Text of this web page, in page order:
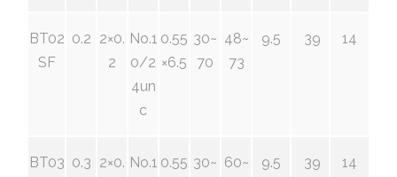
BT02
SF
0.2 2×0.
2
No.1
0/2
4un
c
0.55
×6.5
30~
70
48~
73
9.5 39 14
BT03 0.3 2×0. No.1 0.55 30~ 60~
9.5 39 14